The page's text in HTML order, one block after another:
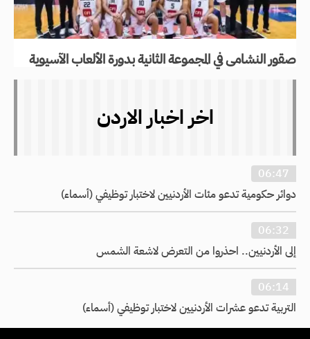
صقور النشامى في المجموعة الثانية بدورة الألعاب الآسيوية
اخر اخبار الاردن
06:47
دوائر حكومية تدعو مئات الأردنيين لاختبار توظيفي (أسماء)
06:32
إلى الأردنيين.. احذروا من التعرض لاشعة الشمس
06:14
التربية تدعو عشرات الأردنيين لاختبار توظيفي (أسماء)